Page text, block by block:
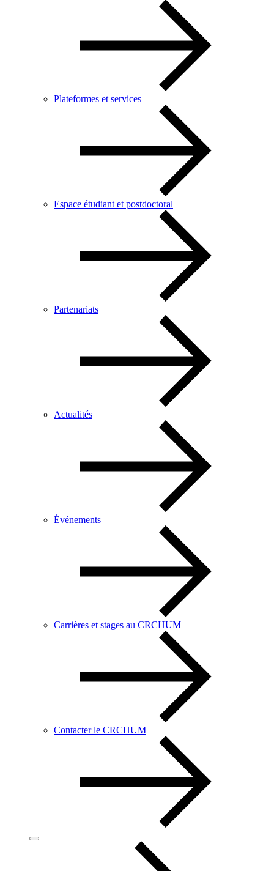
Plateformes et services
Espace étudiant et postdoctoral
Partenariats
Actualités
Événements
Carrières et stages au CRCHUM
Contacter le CRCHUM